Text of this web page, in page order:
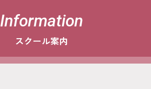
Information
スクール案内